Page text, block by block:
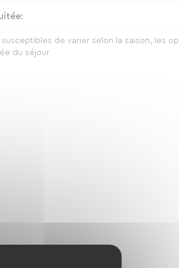
susceptibles de varier selon la saison, les
du séjour.